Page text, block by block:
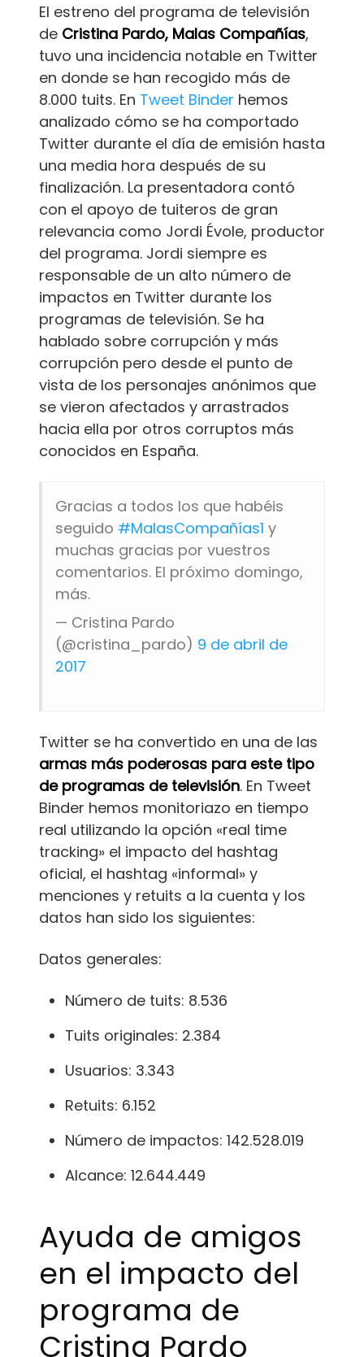
El estreno del programa de televisión
de Cristina Pardo, Malas Compañías,
tuvo una incidencia notable en Twitter
en donde se han recogido más de
8.000 tuits. En Tweet Binder hemos
analizado cómo se ha comportado
Twitter durante el día de emisión hasta
una media hora después de su
finalización. La presentadora contó
con el apoyo de tuiteros de gran
relevancia como Jordi Évole, productor
del programa. Jordi siempre es
responsable de un alto número de
impactos en Twitter durante los
programas de televisión. Se ha
hablado sobre corrupción y más
corrupción pero desde el punto de
vista de los personajes anónimos que
se vieron afectados y arrastrados
hacia ella por otros corruptos más
conocidos en España.
Gracias a todos los que habéis
seguido #MalasCompañías1 y
muchas gracias por vuestros
comentarios. El próximo domingo,
más.
— Cristina Pardo
(@cristina_pardo) 9 de abril de
2017
Twitter se ha convertido en una de las
armas más poderosas para este tipo
de programas de televisión. En Tweet
Binder hemos monitoriazo en tiempo
real utilizando la opción «real time
tracking» el impacto del hashtag
oficial, el hashtag «informal» y
menciones y retuits a la cuenta y los
datos han sido los siguientes:
Datos generales:
Número de tuits: 8.536
Tuits originales: 2.384
Usuarios: 3.343
Retuits: 6.152
Número de impactos: 142.528.019
Alcance: 12.644.449
Ayuda de amigos
en el impacto del
programa de
Cristina Pardo